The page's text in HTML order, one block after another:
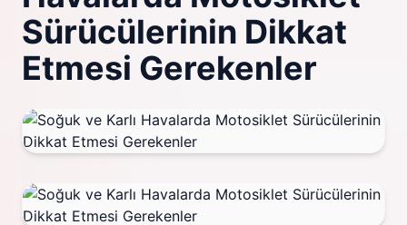
Sürücülerinin Dikkat
Etmesi Gerekenler